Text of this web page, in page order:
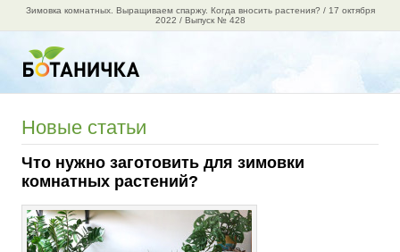
Зимовка комнатных. Выращиваем спаржу. Когда вносить растения? / 17 октября
2022 / Выпуск № 428
Новые статьи
Что нужно заготовить для зимовки
комнатных растений?